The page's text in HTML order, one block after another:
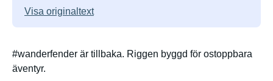
Visa originaltext
#wanderfender är tillbaka. Riggen byggd för ostoppbara
äventyr.